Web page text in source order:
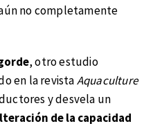
no completamente
, otro estudio
en la revistaAquaculture
y desvela un
de la capacidad